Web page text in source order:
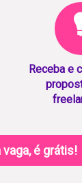
Receba e
é grátis!